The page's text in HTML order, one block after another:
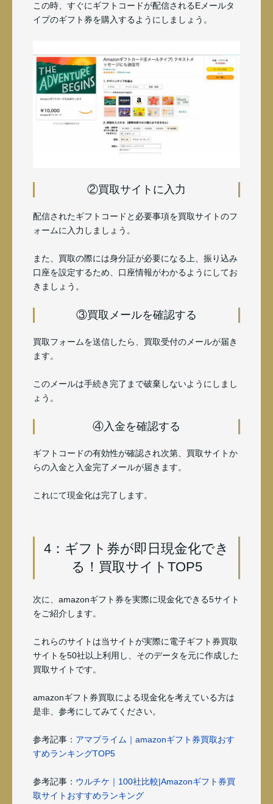
この時、すぐにギフトコードが配信されるEメールタ
イプのギフト券を購入するようにしましょう。
②買取サイトに入力
配信されたギフトコードと必要事項を買取サイトのフ
ォームに入力しましょう。
また、買取の際には身分証が必要になる上、振り込み
口座を設定するため、口座情報がわかるようにしてお
きましょう。
③買取メールを確認する
買取フォームを送信したら、買取受付のメールが届き
ます。
このメールは手続き完了まで破棄しないようにしまし
ょう。
④入金を確認する
ギフトコードの有効性が確認され次第、買取サイトか
らの入金と入金完了メールが届きます。
これにて現金化は完了します。
4：ギフト券が即日現金化でき
る！買取サイトTOP5
次に、amazonギフト券を実際に現金化できる5サイト
をご紹介します。
これらのサイトは当サイトが実際に電子ギフト券買取
サイトを50社以上利用し、そのデータを元に作成した
買取サイトです。
amazonギフト券買取による現金化を考えている方は
是非、参考にしてみてください。
参考記事： アマプライム｜amazonギフト券買取おす
すめランキングTOP5
参考記事： ウルチケ｜100社比較|Amazonギフト券買
取サイトおすすめランキング